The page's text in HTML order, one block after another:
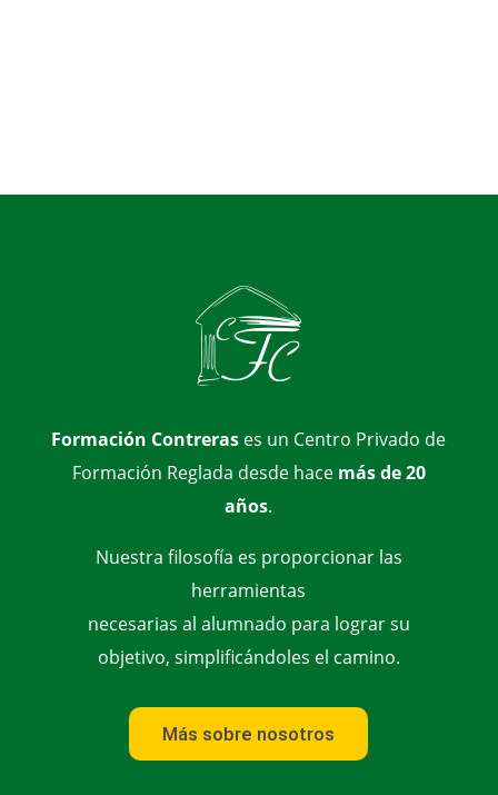
Formación Contreras es un Centro Privado de
Formación Reglada desde hace más de 20
años.
Nuestra filosofía es proporcionar las
herramientas
necesarias al alumnado para lograr su
objetivo, simplificándoles el camino.
Más sobre nosotros